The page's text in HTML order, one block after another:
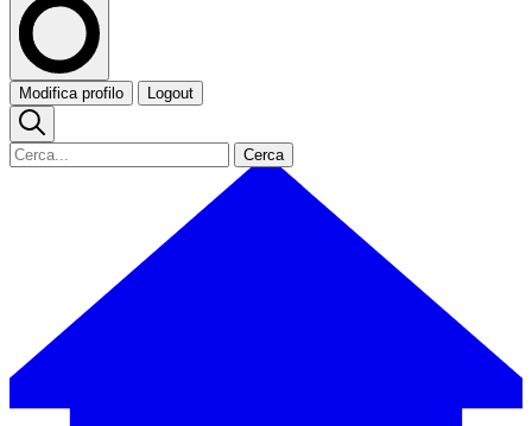
Modifica profilo Logout
Cerca